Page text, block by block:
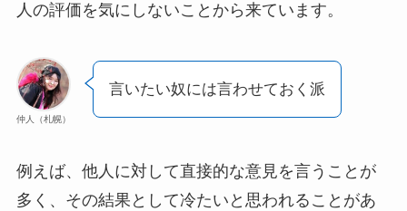
人の評価を気にしないことから来ています。
仲人（札幌）
言いたい奴には言わせておく派
例えば、他人に対して直接的な意見を言うことが
多く、その結果として冷たいと思われることがあ